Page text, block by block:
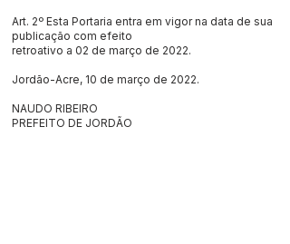
Art. 2º Esta Portaria entra em vigor na data de sua
publicação com efeito
retroativo a 02 de março de 2022.
Jordão-Acre, 10 de março de 2022.
NAUDO RIBEIRO
PREFEITO DE JORDÃO